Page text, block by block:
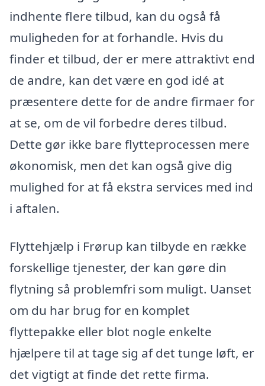
indhente flere tilbud, kan du også få
muligheden for at forhandle. Hvis du
finder et tilbud, der er mere attraktivt end
de andre, kan det være en god idé at
præsentere dette for de andre firmaer for
at se, om de vil forbedre deres tilbud.
Dette gør ikke bare flytteprocessen mere
økonomisk, men det kan også give dig
mulighed for at få ekstra services med ind
i aftalen.
Flyttehjælp i Frørup kan tilbyde en række
forskellige tjenester, der kan gøre din
flytning så problemfri som muligt. Uanset
om du har brug for en komplet
flyttepakke eller blot nogle enkelte
hjælpere til at tage sig af det tunge løft, er
det vigtigt at finde det rette firma.